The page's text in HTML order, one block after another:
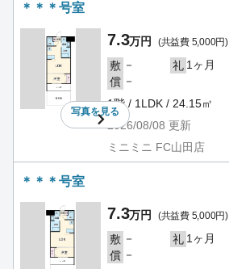
＊＊＊号室
写真を見る
7.3万円 (共益費 5,000円)
敷 － 礼 1ヶ月
償 －
1階 / 1LDK / 24.15㎡
2026/08/08 更新
ミニミニ FC山田店
＊＊＊号室
7.3万円 (共益費 5,000円)
敷 － 礼 1ヶ月
償 －